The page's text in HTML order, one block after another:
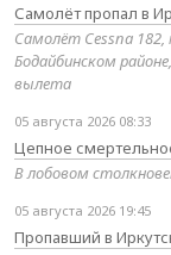
Самолёт пропал в
Самолёт Cessna
Бодайбинском
вылета
05 августа 2026 08:33
Цепное
В лобовом
05 августа 2026 19:45
Пропавший в